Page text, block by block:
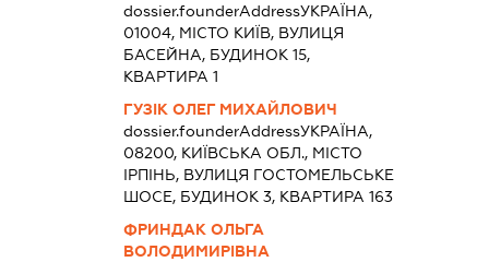
dossier.founderAddressУКРАЇНА,
01004, МІСТО КИЇВ, ВУЛИЦЯ
БАСЕЙНА, БУДИНОК 15,
КВАРТИРА 1
ГУЗІК ОЛЕГ МИХАЙЛОВИЧ
dossier.founderAddressУКРАЇНА,
08200, КИЇВСЬКА ОБЛ., МІСТО
ІРПІНЬ, ВУЛИЦЯ ГОСТОМЕЛЬСЬКЕ
ШОСЕ, БУДИНОК 3, КВАРТИРА 163
ФРИНДАК ОЛЬГА
ВОЛОДИМИРІВНА